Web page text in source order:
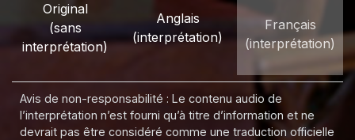
Original
(sans
interprétation)
Anglais
(interprétation)
Français
(interprétation)
Avis de non-responsabilité : Le contenu audio de
l’interprétation n’est fourni qu’à titre d’information et ne
devrait pas être considéré comme une traduction officielle